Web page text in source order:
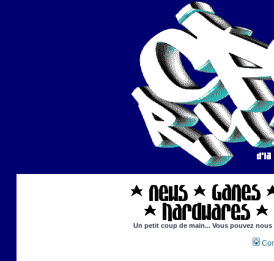
Un petit coup de main... Vous pouvez